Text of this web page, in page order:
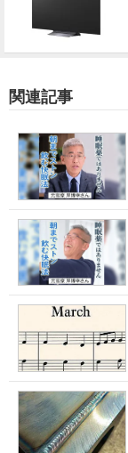
関連記事